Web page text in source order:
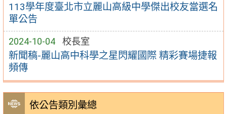
113學年度臺北市立麗山高級中學傑出校友當選名
單公告
2024-10-04 校長室
新聞稿-麗山高中科學之星閃耀國際 精彩賽場捷報
頻傳
依公告類別彙總